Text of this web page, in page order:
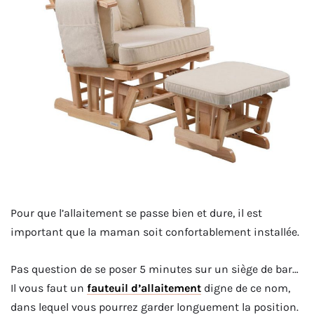
Pour que l’allaitement se passe bien et dure, il est
important que la maman soit confortablement installée.
Pas question de se poser 5 minutes sur un siège de bar…
Il vous faut un fauteuil d’allaitement digne de ce nom,
dans lequel vous pourrez garder longuement la position.